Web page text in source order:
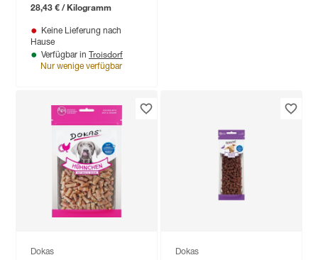
28,43 € / Kilogramm
Keine Lieferung nach
Hause
Verfügbar in Troisdorf
Nur wenige verfügbar
Dokas Dokas